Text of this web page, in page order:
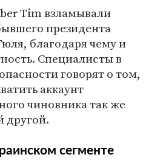
Tim взламывали
президента
благодаря чему и
Специалисты в
говорят о том,
аккаунт
чиновника так же
другой.
сегменте